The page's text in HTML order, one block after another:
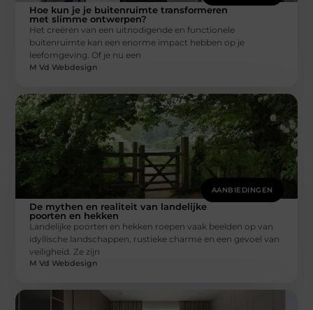
Hoe kun je je buitenruimte transformeren
met slimme ontwerpen?
Het creëren van een uitnodigende en functionele
buitenruimte kan een enorme impact hebben op je
leefomgeving. Of je nu een
M Vd Webdesign
AANBIEDINGEN
De mythen en realiteit van landelijke
poorten en hekken
Landelijke poorten en hekken roepen vaak beelden op van
idyllische landschappen, rustieke charme en een gevoel van
veiligheid. Ze zijn
M Vd Webdesign